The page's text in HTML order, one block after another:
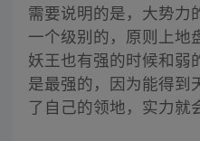
需要说明的是，大势力
一个级别的，原则上地
妖王也有强的时候和弱
是最强的，因为能得到
了自己的领地，实力就